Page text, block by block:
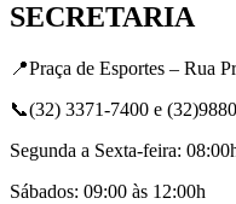
SECRETARIA
📍Praça de Esportes – Rua
📞(32) 3371-7400 e
Segunda a Sexta-feira:
Sábados: 09:00 às 12:00h